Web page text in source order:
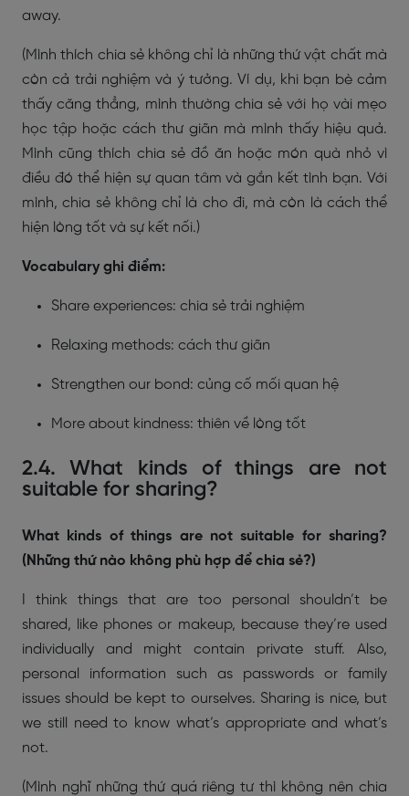
away.
(Mình thích chia sẻ không chỉ là những thứ vật chất mà
còn cả trải nghiệm và ý tưởng. Ví dụ, khi bạn bè cảm
thấy căng thẳng, mình thường chia sẻ với họ vài mẹo
học tập hoặc cách thư giãn mà mình thấy hiệu quả.
Mình cũng thích chia sẻ đồ ăn hoặc món quà nhỏ vì
điều đó thể hiện sự quan tâm và gắn kết tình bạn. Với
mình, chia sẻ không chỉ là cho đi, mà còn là cách thể
hiện lòng tốt và sự kết nối.)
Vocabulary ghi điểm:
Share experiences: chia sẻ trải nghiệm
Relaxing methods: cách thư giãn
Strengthen our bond: củng cố mối quan hệ
More about kindness: thiên về lòng tốt
2.4. What kinds of things are not
suitable for sharing?
What kinds of things are not suitable for sharing?
(Những thứ nào không phù hợp để chia sẻ?)
I think things that are too personal shouldn’t be
shared, like phones or makeup, because they’re used
individually and might contain private stuff. Also,
personal information such as passwords or family
issues should be kept to ourselves. Sharing is nice, but
we still need to know what’s appropriate and what’s
not.
(Mình nghĩ những thứ quá riêng tư thì không nên chia